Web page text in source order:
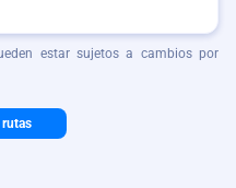
estar sujetos a cambios por
rutas